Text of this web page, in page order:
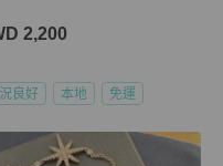
2,200
良好 本地 免運